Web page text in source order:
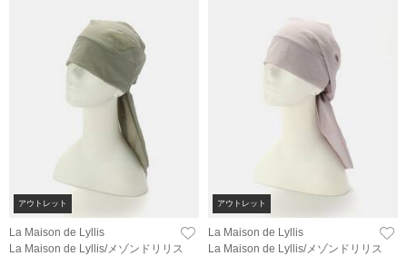
アウトレット
La Maison de Lyllis
La Maison de Lyllis/メゾンドリリス
アウトレット
La Maison de Lyllis
La Maison de Lyllis/メゾンドリリス